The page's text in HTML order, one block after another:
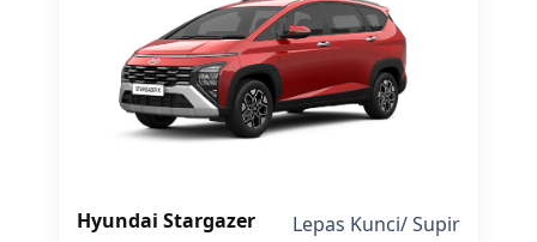
Hyundai Stargazer Lepas Kunci/Supir